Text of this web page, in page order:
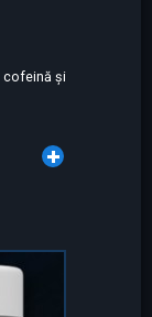
cofeină și